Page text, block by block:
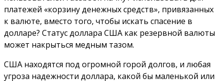
платежей «корзину денежных средств», привязанных
к валюте, вместо того, чтобы искать спасение в
долларе? Cтатус доллара США как резервной валюты
может накрыться медным тазом.
США находятся под огромной горой долгов, и любая
угроза надежности доллара, какой бы маленькой или